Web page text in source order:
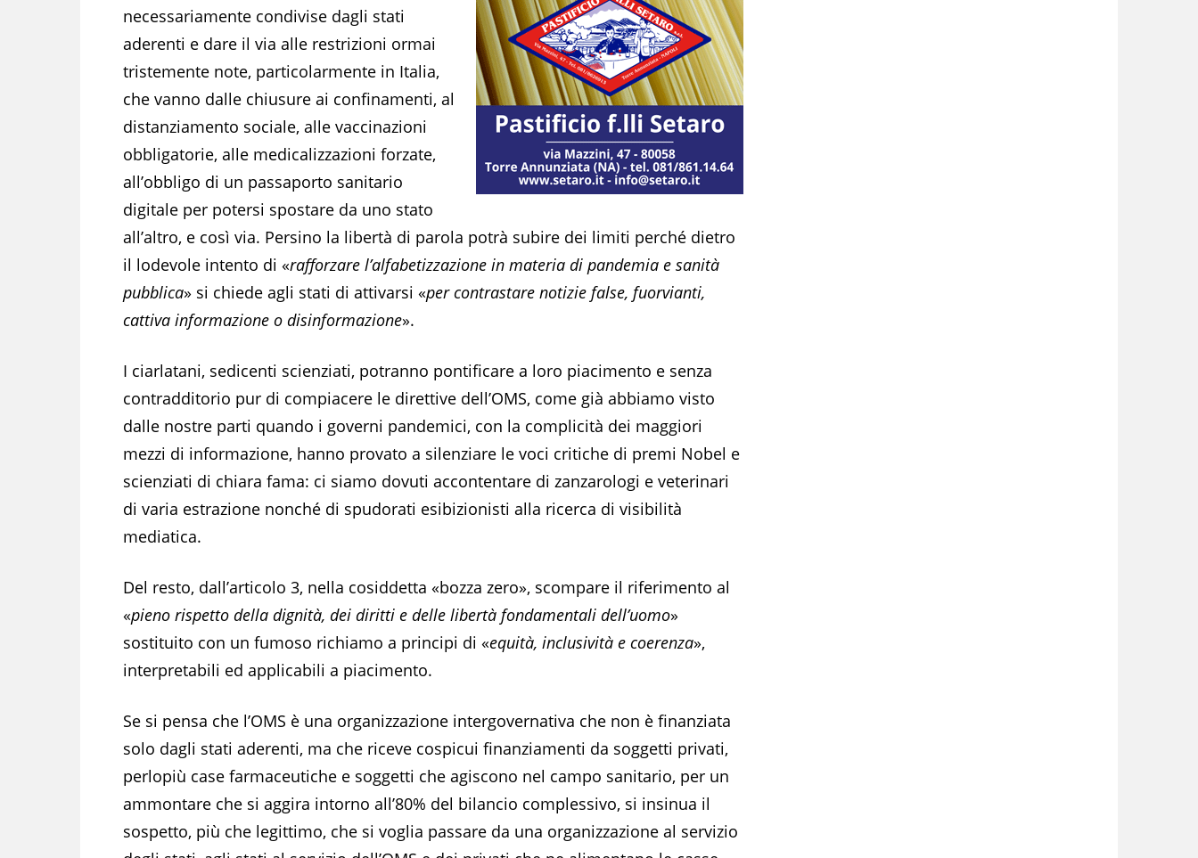
necessariamente condivise dagli stati
aderenti e dare il via alle restrizioni ormai
tristemente note, particolarmente in Italia,
che vanno dalle chiusure ai confinamenti, al
distanziamento sociale, alle vaccinazioni
obbligatorie, alle medicalizzazioni forzate,
all’obbligo di un passaporto sanitario
digitale per potersi spostare da uno stato
all’altro, e così via. Persino la libertà di parola potrà subire dei limiti perché dietro
il lodevole intento di «rafforzare l’alfabetizzazione in materia di pandemia e sanità
pubblica» si chiede agli stati di attivarsi «per contrastare notizie false, fuorvianti,
cattiva informazione o disinformazione».
I ciarlatani, sedicenti scienziati, potranno pontificare a loro piacimento e senza
contradditorio pur di compiacere le direttive dell’OMS, come già abbiamo visto
dalle nostre parti quando i governi pandemici, con la complicità dei maggiori
mezzi di informazione, hanno provato a silenziare le voci critiche di premi Nobel e
scienziati di chiara fama: ci siamo dovuti accontentare di zanzarologi e veterinari
di varia estrazione nonché di spudorati esibizionisti alla ricerca di visibilità
mediatica.
Del resto, dall’articolo 3, nella cosiddetta «bozza zero», scompare il riferimento al
«pieno rispetto della dignità, dei diritti e delle libertà fondamentali dell’uomo»
sostituito con un fumoso richiamo a principi di «equità, inclusività e coerenza»,
interpretabili ed applicabili a piacimento.
Se si pensa che l’OMS è una organizzazione intergovernativa che non è finanziata
solo dagli stati aderenti, ma che riceve cospicui finanziamenti da soggetti privati,
perlopiù case farmaceutiche e soggetti che agiscono nel campo sanitario, per un
ammontare che si aggira intorno all’80% del bilancio complessivo, si insinua il
sospetto, più che legittimo, che si voglia passare da una organizzazione al servizio